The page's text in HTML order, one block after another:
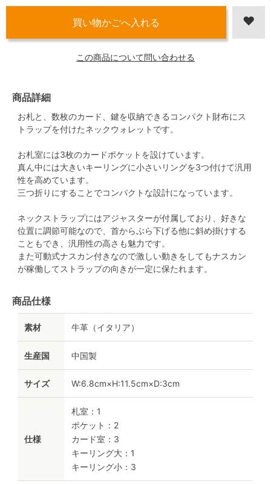
この商品について問い合わせる
商品詳細
お札と、数枚のカード、鍵を収納できるコンパクト財布にス
トラップを付けたネックウォレットです。
お札室には3枚のカードポケットを設けています。
真ん中には大きいキーリングに小さいリングを3つ付けて汎用
性を高めています。
三つ折りにすることでコンパクトな設計になっています。
ネックストラップにはアジャスターが付属しており、好きな
位置に調節可能なので、首からぶら下げる他に斜め掛けする
こともでき、汎用性の高さも魅力です。
また可動式ナスカン付きなので激しい動きをしてもナスカン
が稼働してストラップの向きが一定に保たれます。
商品仕様
素材 牛革（イタリア）
生産国 中国製
サイズ W:6.8cm×H:11.5cm×D:3cm
仕様
札室：1
ポケット：2
カード室：3
キーリング大：1
キーリング小：3